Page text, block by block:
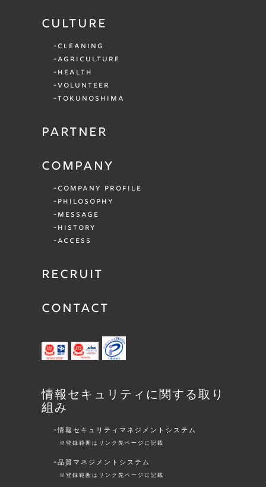
CULTURE
CLEANING
AGRICULTURE
HEALTH
VOLUNTEER
TOKUNOSHIMA
PARTNER
COMPANY
COMPANY PROFILE
PHILOSOPHY
MESSAGE
HISTORY
ACCESS
RECRUIT
CONTACT
情報セキュリティに関する取り
組み
情報セキュリティマネジメントシステム
※登録範囲はリンク先ページに記載
品質マネジメントシステム
※登録範囲はリンク先ページに記載